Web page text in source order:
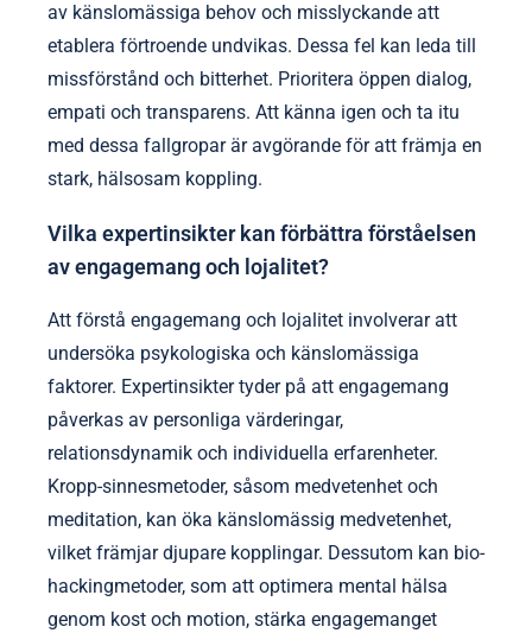
av känslomässiga behov och misslyckande att
etablera förtroende undvikas. Dessa fel kan leda till
missförstånd och bitterhet. Prioritera öppen dialog,
empati och transparens. Att känna igen och ta itu
med dessa fallgropar är avgörande för att främja en
stark, hälsosam koppling.
Vilka expertinsikter kan förbättra förståelsen
av engagemang och lojalitet?
Att förstå engagemang och lojalitet involverar att
undersöka psykologiska och känslomässiga
faktorer. Expertinsikter tyder på att engagemang
påverkas av personliga värderingar,
relationsdynamik och individuella erfarenheter.
Kropp-sinnesmetoder, såsom medvetenhet och
meditation, kan öka känslomässig medvetenhet,
vilket främjar djupare kopplingar. Dessutom kan bio-
hackingmetoder, som att optimera mental hälsa
genom kost och motion, stärka engagemanget